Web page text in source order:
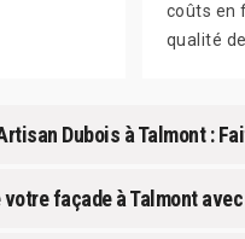
coûts en
qualité
Dubois à Talmont :
façade à Talmont